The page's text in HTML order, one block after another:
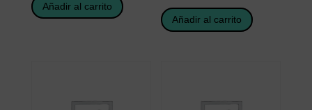
Añadir al carrito
Añadir al carrito